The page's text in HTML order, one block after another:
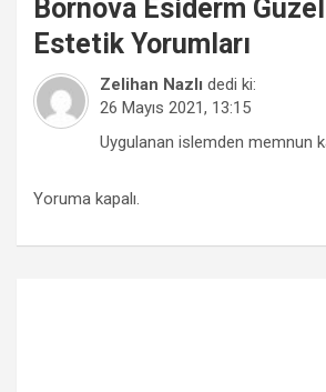
Bornova Esiderm
Estetik Yorumları
Zelihan Nazlı dedi ki:
26 Mayıs 2021, 13:15
Uygulanan islemden memnun
Yoruma kapalı.